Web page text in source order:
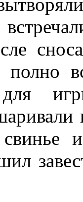
полно
для